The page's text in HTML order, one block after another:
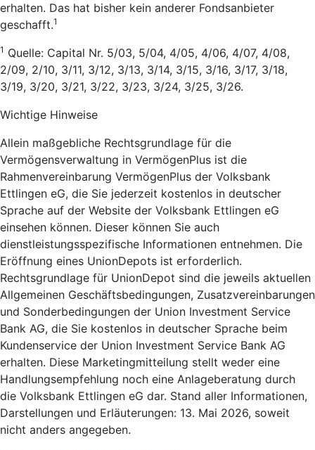
erhalten. Das hat bisher kein anderer Fondsanbieter
geschafft.1
1 Quelle: Capital Nr. 5/03, 5/04, 4/05, 4/06, 4/07, 4/08,
2/09, 2/10, 3/11, 3/12, 3/13, 3/14, 3/15, 3/16, 3/17, 3/18,
3/19, 3/20, 3/21, 3/22, 3/23, 3/24, 3/25, 3/26.
Wichtige Hinweise
Allein maßgebliche Rechtsgrundlage für die
Vermögensverwaltung in VermögenPlus ist die
Rahmenvereinbarung VermögenPlus der Volksbank
Ettlingen eG, die Sie jederzeit kostenlos in deutscher
Sprache auf der Website der Volksbank Ettlingen eG
einsehen können. Dieser können Sie auch
dienstleistungsspezifische Informationen entnehmen. Die
Eröffnung eines UnionDepots ist erforderlich.
Rechtsgrundlage für UnionDepot sind die jeweils aktuellen
Allgemeinen Geschäftsbedingungen, Zusatzvereinbarungen
und Sonderbedingungen der Union Investment Service
Bank AG, die Sie kostenlos in deutscher Sprache beim
Kundenservice der Union Investment Service Bank AG
erhalten. Diese Marketingmitteilung stellt weder eine
Handlungsempfehlung noch eine Anlageberatung durch
die Volksbank Ettlingen eG dar. Stand aller Informationen,
Darstellungen und Erläuterungen: 13. Mai 2026, soweit
nicht anders angegeben.